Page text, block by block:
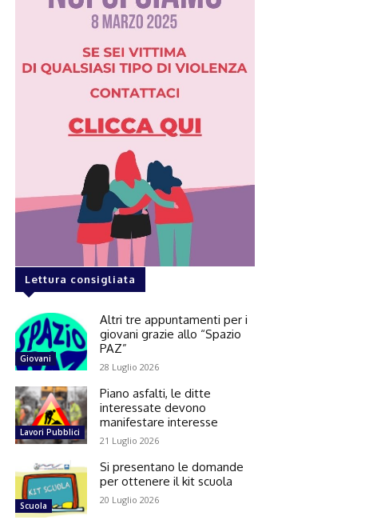
Lettura consigliata
Giovani
Altri tre appuntamenti per i
giovani grazie allo “Spazio
PAZ”
28 Luglio 2026
Lavori Pubblici
Piano asfalti, le ditte
interessate devono
manifestare interesse
21 Luglio 2026
Scuola
Si presentano le domande
per ottenere il kit scuola
20 Luglio 2026